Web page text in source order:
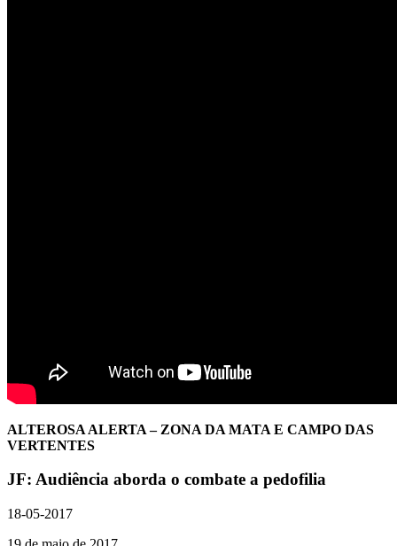
ALTEROSA ALERTA – ZONA DA MATA E CAMPO DAS
VERTENTES
JF: Audiência aborda o combate a pedofilia
18-05-2017